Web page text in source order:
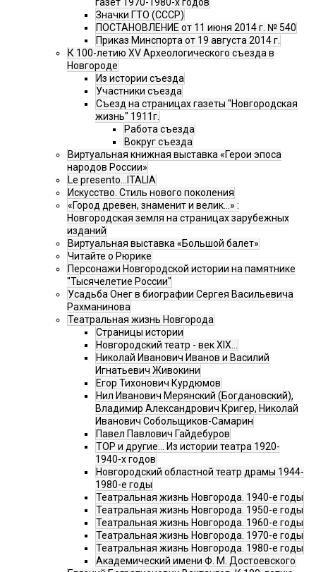
газет 1970-1980-х годов
Значки ГТО (СССР)
ПОСТАНОВЛЕНИЕ от 11 июня 2014 г. № 540
Приказ Минспорта от 19 августа 2014 г.
К 100-летию XV Археологического съезда в
Новгороде
Из истории съезда
Участники съезда
Cъезд на страницах газеты "Новгородская
жизнь" 1911г.
Работа съезда
Вокруг съезда
Виртуальная книжная выставка «Герои эпоса
народов России»
Le presento...ITALIA
Искусство. Стиль нового поколения
«Город древен, знаменит и велик…» :
Новгородская земля на страницах зарубежных
изданий
Виртуальная выставка «Большой балет»
Читайте о Рюрике
Персонажи Новгородской истории на памятнике
"Тысячелетие России"
Усадьба Онег в биографии Сергея Васильевича
Рахманинова
Театральная жизнь Новгорода
Страницы истории
Новгородский театр - век XIX…
Николай Иванович Иванов и Василий
Игнатьевич Живокини
Егор Тихонович Курдюмов
Нил Иванович Мерянский (Богдановский),
Владимир Александрович Кригер, Николай
Иванович Собольщиков-Самарин
Павел Павлович Гайдебуров
ТОР и другие… Из истории театра 1920-
1940-х годов
Новгородский областной театр драмы 1944-
1980-е годы
Театральная жизнь Новгорода. 1940-е годы
Театральная жизнь Новгорода. 1950-е годы
Театральная жизнь Новгорода. 1960-е годы
Театральная жизнь Новгорода. 1970-е годы
Театральная жизнь Новгорода. 1980-е годы
Академический имени Ф. М. Достоевского